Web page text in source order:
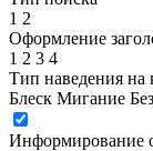
1 2
Оформление
1 2 3 4
Тип наведения на
Блеск Мигание
Информирование